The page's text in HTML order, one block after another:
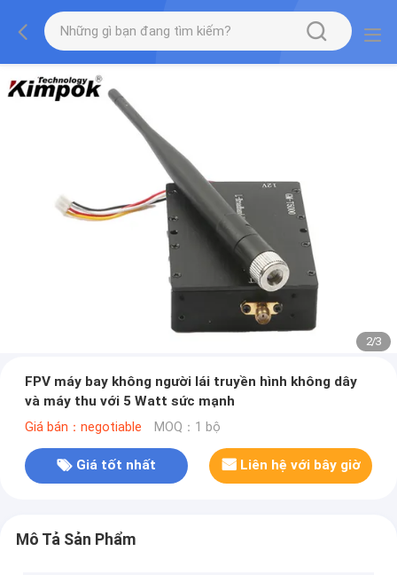
2/3
FPV máy bay không người lái truyền hình không dây
và máy thu với 5 Watt sức mạnh
Giá bán：negotiable MOQ：1 bộ
Giá tốt nhất Liên hệ với bây giờ
Mô Tả Sản Phẩm